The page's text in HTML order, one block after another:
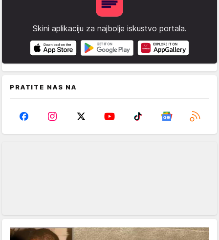
Skini aplikaciju za najbolje iskustvo portala.
PRATITE NAS NA